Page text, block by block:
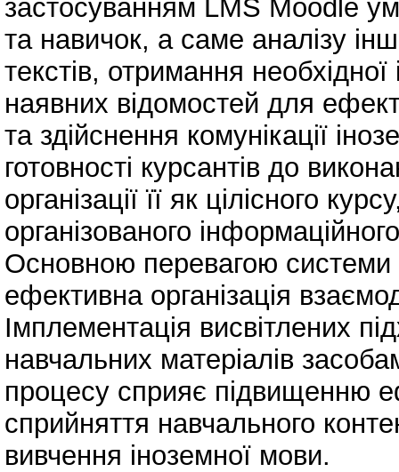
застосуванням LMS Moodle
та навичок, а саме аналізу
текстів, отримання
наявних відомостей для
та здійснення комунікації
готовності курсантів до
організації її як цілісного
організованого
Основною перевагою системи
ефективна організація
Імплементація висвітлених
навчальних матеріалів
процесу сприяє підвищенню
сприйняття навчального
вивчення іноземної мови.